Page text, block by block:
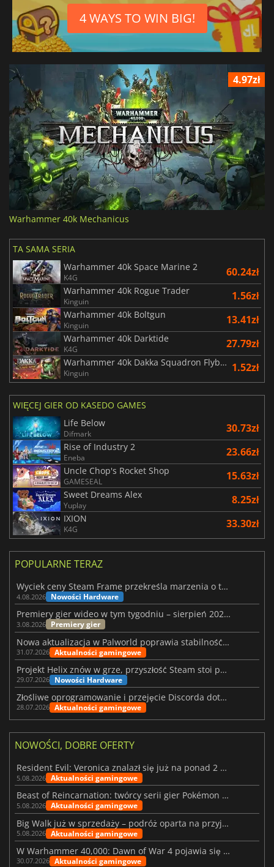
4 WAYS TO WIN BIG!
4.97zł
Warhammer 40k Mechanicus
TA SAMA SERIA
Warhammer 40k Space Marine 2
K4G 60.24zł
Warhammer 40k Rogue Trader
Kinguin 1.56zł
Warhammer 40k Boltgun
Kinguin 13.41zł
Warhammer 40k Darktide
K4G 27.79zł
Warhammer 40k Dakka Squadron Flyboyz Edition
Kinguin 1.52zł
WIĘCEJ GIER OD KASEDO GAMES
Life Below
Difmark 30.73zł
Rise of Industry 2
Eneba 23.66zł
Uncle Chop's Rocket Shop
GAMESEAL 15.63zł
Sweet Dreams Alex
Yuplay 8.25zł
IXION
K4G 33.30zł
POPULARNE TERAZ
Wyciek ceny Steam Frame przekreśla marzenia o tanim zestawie VR
4.08.2026 Nowości Hardware
Premiery gier wideo w tym tygodniu – sierpień 2026 r. (32. tydzień)
3.08.2026 Premiery gier
Nowa aktualizacja w Palworld poprawia stabilność Sunreach i walk z bossami
31.07.2026 Aktualności gamingowe
Projekt Helix znów w grze, przyszłość Steam stoi pod znakiem zapytania
29.07.2026 Nowości Hardware
Złośliwe oprogramowanie i przejęcie Discorda dotknęły Meccha Chameleon
28.07.2026 Aktualności gamingowe
NOWOŚCI, DOBRE OFERTY
Resident Evil: Veronica znalazł się już na ponad 2 milionach list życzeń
5.08.2026 Aktualności gamingowe
Beast of Reincarnation: twórcy serii gier Pokémon wkraczają na nową ścieżkę
5.08.2026 Aktualności gamingowe
Big Walk już w sprzedaży – podróż oparta na przyjaźni
5.08.2026 Aktualności gamingowe
W Warhammer 40,000: Dawn of War 4 pojawia się frakcja Nekronów
30.07.2026 Aktualności gamingowe